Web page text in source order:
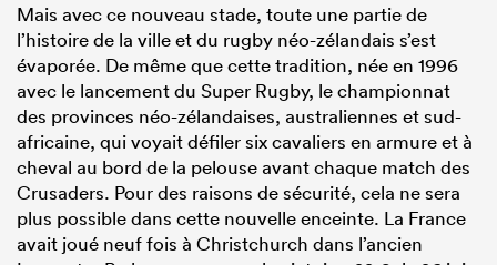
Mais avec ce nouveau stade, toute une partie de
l’histoire de la ville et du rugby néo-zélandais s’est
évaporée. De même que cette tradition, née en 1996
avec le lancement du Super Rugby, le championnat
des provinces néo-zélandaises, australiennes et sud-
africaine, qui voyait défiler six cavaliers en armure et à
cheval au bord de la pelouse avant chaque match des
Crusaders. Pour des raisons de sécurité, cela ne sera
plus possible dans cette nouvelle enceinte. La France
avait joué neuf fois à Christchurch dans l’ancien